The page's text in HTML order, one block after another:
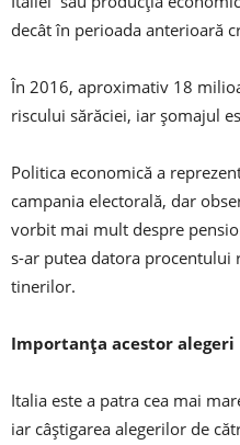
decât în ​​perioada anterioară
În 2016, aproximativ 18
riscului sărăciei, iar șomajul
Politica economică a
campania electorală, dar
vorbit mai mult despre
s-ar putea datora procentului
tinerilor.
Importanța acestor alegeri
Italia este a patra cea mai
iar câștigarea alegerilor de